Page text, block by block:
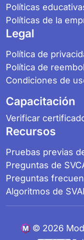
Políticas
Políticas de la
Legal
Política de
Política de
Condiciones de
Capacitación
Verificar
Recursos
Pruebas previas
Preguntas de
Preguntas
Algoritmos de
© 2026